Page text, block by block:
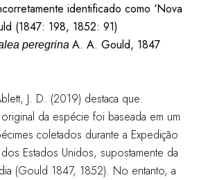
identificado como ‘Nova
(1847: 198, 1852: 91)
peregrina A. A. Gould, 1847
J. D. (2019) destaca que:
da espécie foi baseada em um
coletados durante a Expedição
Estados Unidos, supostamente da
(Gould 1847, 1852). No entanto, a